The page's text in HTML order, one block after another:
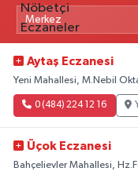
Aytaş Eczanesi
Yeni Mahallesi, M.Nebil
0 (484) 224 12 16
Üçok Eczanesi
Bahçelievler Mahallesi,